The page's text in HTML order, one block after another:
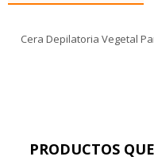
Cera Depilatoria Vegetal
PRODUCTOS